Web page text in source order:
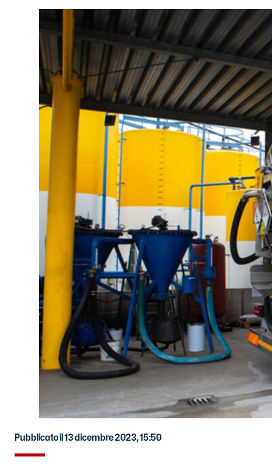
Pubblicato il 13 dicembre 2023, 15:50